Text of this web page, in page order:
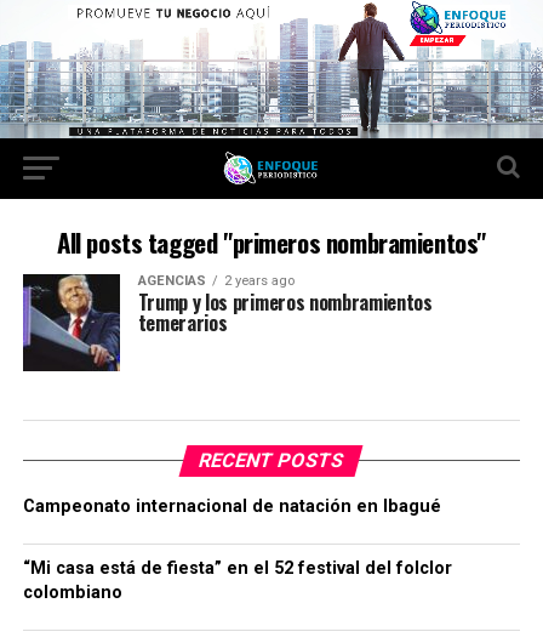
All posts tagged "primeros nombramientos"
AGENCIAS 2 years ago
Trump y los primeros nombramientos
temerarios
RECENT POSTS
Campeonato internacional de natación en Ibagué
“Mi casa está de fiesta” en el 52 festival del folclor
colombiano